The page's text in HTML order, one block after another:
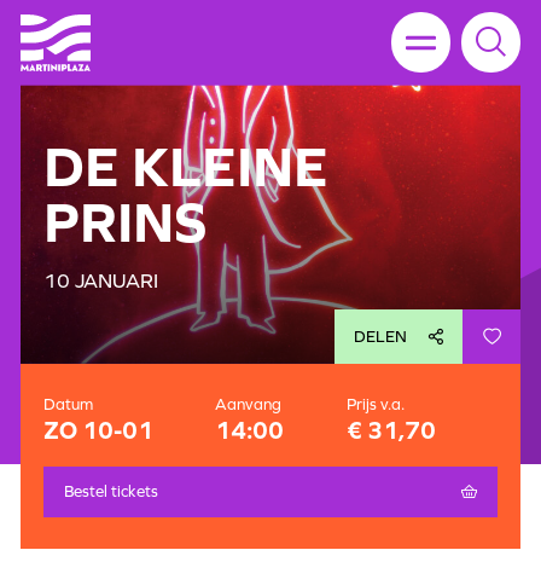
DE KLEINE
PRINS
10 JANUARI
DELEN
Datum
ZO 10-01
Aanvang
14:00
Prijs v.a.
€ 31,70
Bestel tickets